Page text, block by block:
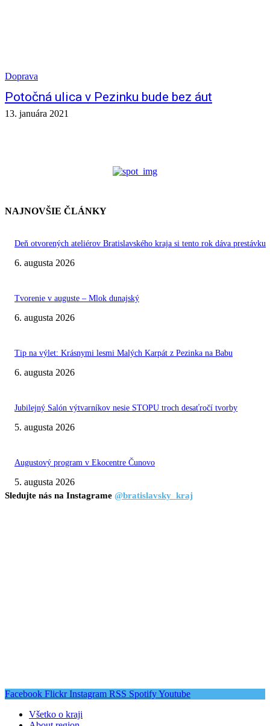
Doprava
Potočná ulica v Pezinku bude bez áut
13. januára 2021
NAJNOVŠIE ČLÁNKY
Deň otvorených ateliérov Bratislavského kraja si tento rok dáva prestávku
6. augusta 2026
Tvorenie v auguste – Mlok dunajský
6. augusta 2026
Tip na výlet: Krásnymi lesmi Malých Karpát z Pezinka na Babu
6. augusta 2026
Jubilejný Salón výtvarníkov nesie STOPU troch desaťročí tvorby
5. augusta 2026
Augustový program v Ekocentre Čunovo
5. augusta 2026
Sledujte nás na Instagrame @bratislavsky_kraj
Facebook Flickr Instagram RSS SpotifyYoutube
Všetko o kraji